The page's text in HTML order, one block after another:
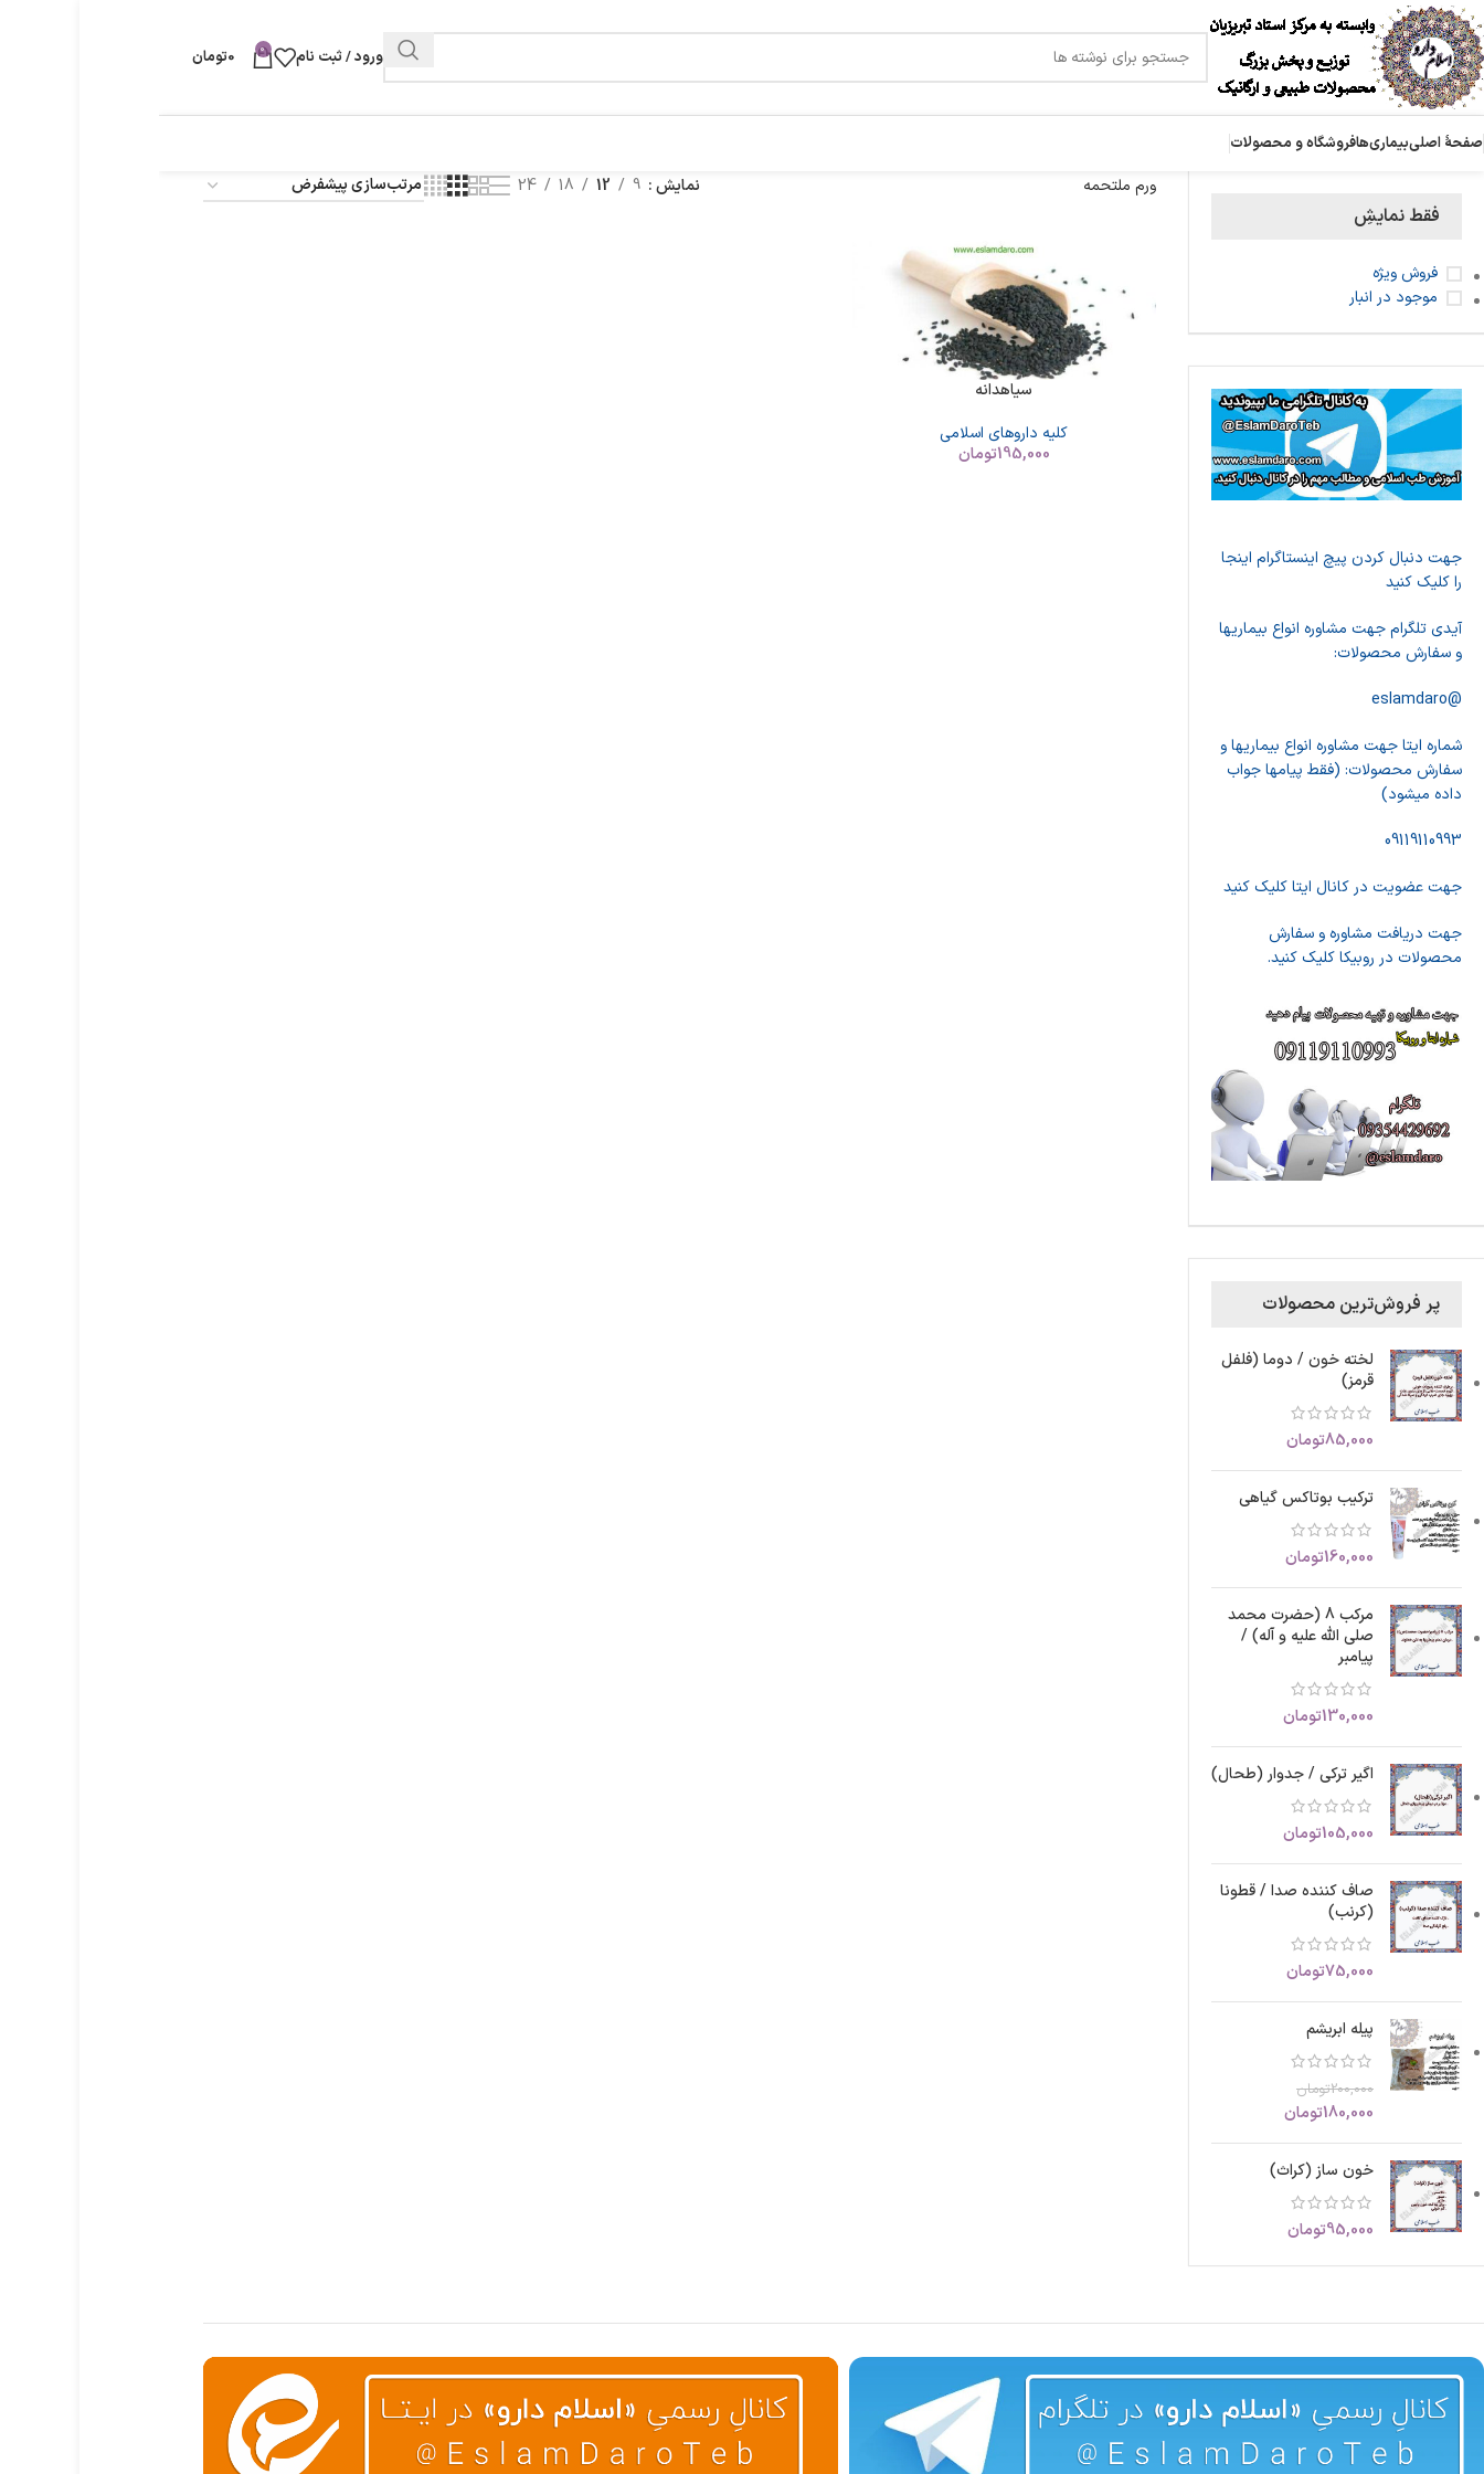
ورود / ثبت نام 0
0تومان
صفحۀ اصلیبیماری‌هافروشگاه و محصولات
فقط نمایشِ
فروش ویژه
موجود در انبار
جهت دنبال کردن پیچ اینستاگرام اینجا
را کلیک کنید
آیدی تلگرام جهت مشاوره انواع بیماریها
و سفارش محصولات:
@eslamdaro
شماره ایتا جهت مشاوره انواع بیماریها و
سفارش محصولات: (فقط پیامها جواب
داده میشود)
09119110993
جهت عضویت در کانال ایتا کلیک کنید
جهت دریافت مشاوره و سفارش
محصولات در روبیکا کلیک کنید.
پر فروش‌ترین محصولات
لخته خون / دوما (فلفل
قرمز)
85,000تومان
ترکیب بوتاکس گیاهی
160,000تومان
مرکب 8 (حضرت محمد
صلی الله علیه و آله) /
پیامبر
130,000تومان
اگیر ترکی / جدوار (طحال)
105,000تومان
صاف کننده صدا / قطونا
(کرنب)
75,000تومان
پیله ابریشم
200,000تومان
180,000تومان
خون ساز (کراث)
95,000تومان
ورم ملتحمه نمایش 9
12
18
24
سیاهدانه
کلیه داروهای اسلامی
195,000تومان